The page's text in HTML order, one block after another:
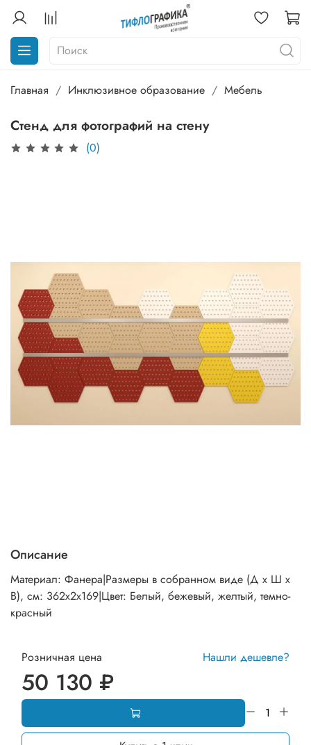
Главная Инклюзивное образование Мебель
Стенд для фотографий на стену
(0)
Описание
Материал: Фанера|Размеры в собранном виде (Д х Ш х
В), см: 362х2х169|Цвет: Белый, бежевый, желтый, темно-
красный
Розничная цена Нашли дешевле?
50 130 ₽